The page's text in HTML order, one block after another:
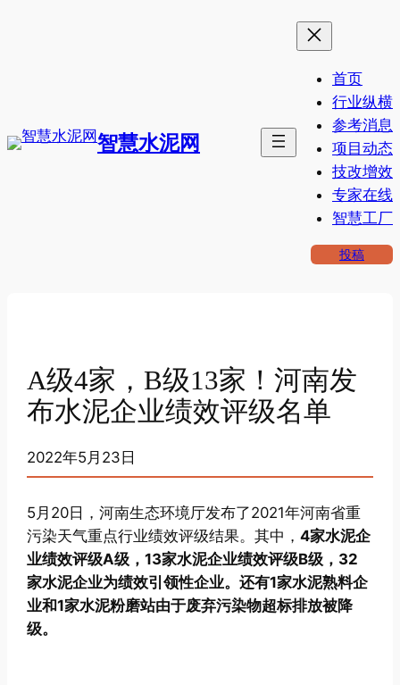
智慧水泥网
首页
行业纵横
参考消息
项目动态
技改增效
专家在线
智慧工厂
投稿
A级4家，B级13家！河南发
布水泥企业绩效评级名单
2022年5月23日
5月20日，河南生态环境厅发布了2021年河南省重
污染天气重点行业绩效评级结果。其中，4家水泥企
业绩效评级A级，13家水泥企业绩效评级B级，32
家水泥企业为绩效引领性企业。还有1家水泥熟料企
业和1家水泥粉磨站由于废弃污染物超标排放被降
级。